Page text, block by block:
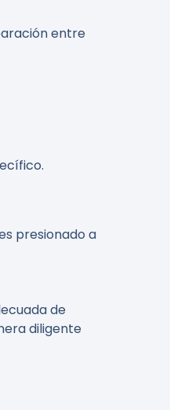
entre
presionado a
de
diligente